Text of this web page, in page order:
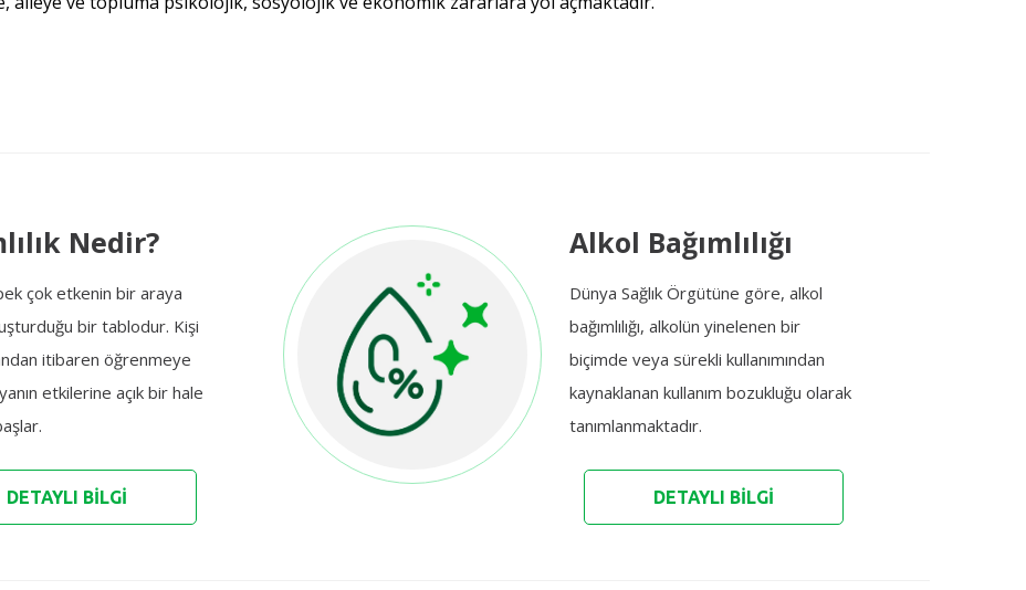
Nedir?
pek çok etkenin bir araya
bir tablodur. Kişi
itibaren öğrenmeye
etkilerine açık bir hale
DETAYLI BİLGİ
Alkol Bağımlılığı
Dünya Sağlık Örgütüne göre, alkol
bağımlılığı, alkolün yinelenen bir
biçimde veya sürekli kullanımından
kaynaklanan kullanım bozukluğu olarak
tanımlanmaktadır.
DETAYLI BİLGİ